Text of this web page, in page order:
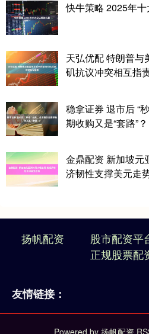
快牛策略 2025年
天弘优配 特朗普与
矶抗议冲突相互指
稳拿证券 退市后 “
期收购又是“套路”？
金鼎配资 新加坡元
济韧性支撑美元走
扬帆配资 股市配资平
正规股票配
友情链接：
Powered by 扬帆配资